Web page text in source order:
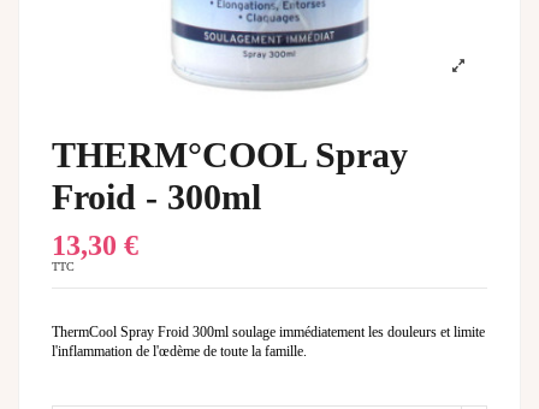
THERM°COOL Spray
Froid - 300ml
13,30 €
TTC
ThermCool Spray Froid 300ml soulage immédiatement les douleurs et limite
l'inflammation de l'œdème de toute la famille.